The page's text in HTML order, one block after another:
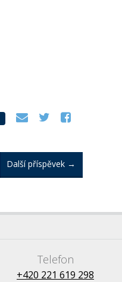
Další příspěvek →
Telefon
+420 221 619 298